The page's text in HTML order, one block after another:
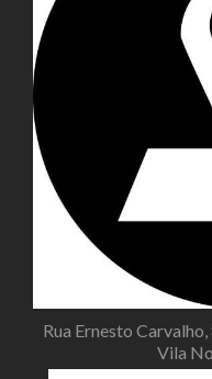
Rua Ernesto
Vila